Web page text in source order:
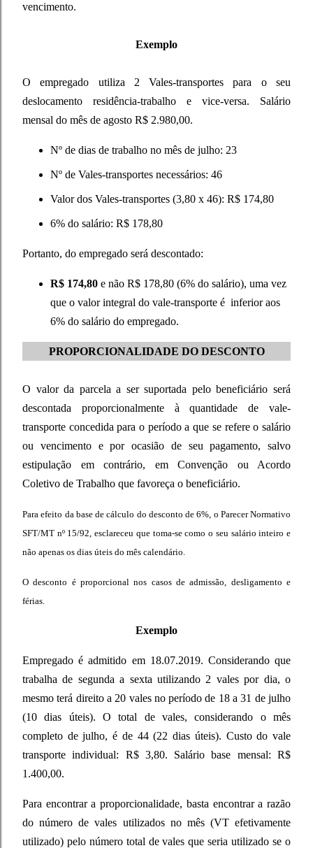
vencimento.
Exemplo
O empregado utiliza 2 Vales-transportes para o seu
deslocamento residência-trabalho e vice-versa. Salário
mensal do mês de agosto R$ 2.980,00.
Nº de dias de trabalho no mês de julho: 23
Nº de Vales-transportes necessários: 46
Valor dos Vales-transportes (3,80 x 46): R$ 174,80
6% do salário: R$ 178,80
Portanto, do empregado será descontado:
R$ 174,80 e não R$ 178,80 (6% do salário), uma vez
que o valor integral do vale-transporte é inferior aos
6% do salário do empregado.
PROPORCIONALIDADE DO DESCONTO
O valor da parcela a ser suportada pelo beneficiário será
descontada proporcionalmente à quantidade de vale-
transporte concedida para o período a que se refere o salário
ou vencimento e por ocasião de seu pagamento, salvo
estipulação em contrário, em Convenção ou Acordo
Coletivo de Trabalho que favoreça o beneficiário.
Para efeito da base de cálculo do desconto de 6%, o Parecer Normativo
SFT/MT nº 15/92, esclareceu que toma-se como o seu salário inteiro e
não apenas os dias úteis do mês calendário.
O desconto é proporcional nos casos de admissão, desligamento e
férias.
Exemplo
Empregado é admitido em 18.07.2019. Considerando que
trabalha de segunda a sexta utilizando 2 vales por dia, o
mesmo terá direito a 20 vales no período de 18 a 31 de julho
(10 dias úteis). O total de vales, considerando o mês
completo de julho, é de 44 (22 dias úteis). Custo do vale
transporte individual: R$ 3,80. Salário base mensal: R$
1.400,00.
Para encontrar a proporcionalidade, basta encontrar a razão
do número de vales utilizados no mês (VT efetivamente
utilizado) pelo número total de vales que seria utilizado se o